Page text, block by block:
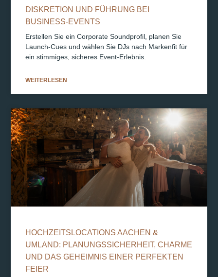
DISKRETION UND FÜHRUNG BEI
BUSINESS-EVENTS
Erstellen Sie ein Corporate Soundprofil, planen Sie
Launch-Cues und wählen Sie DJs nach Markenfit für
ein stimmiges, sicheres Event-Erlebnis.
WEITERLESEN
HOCHZEITSLOCATIONS AACHEN &
UMLAND: PLANUNGSSICHERHEIT, CHARME
UND DAS GEHEIMNIS EINER PERFEKTEN
FEIER